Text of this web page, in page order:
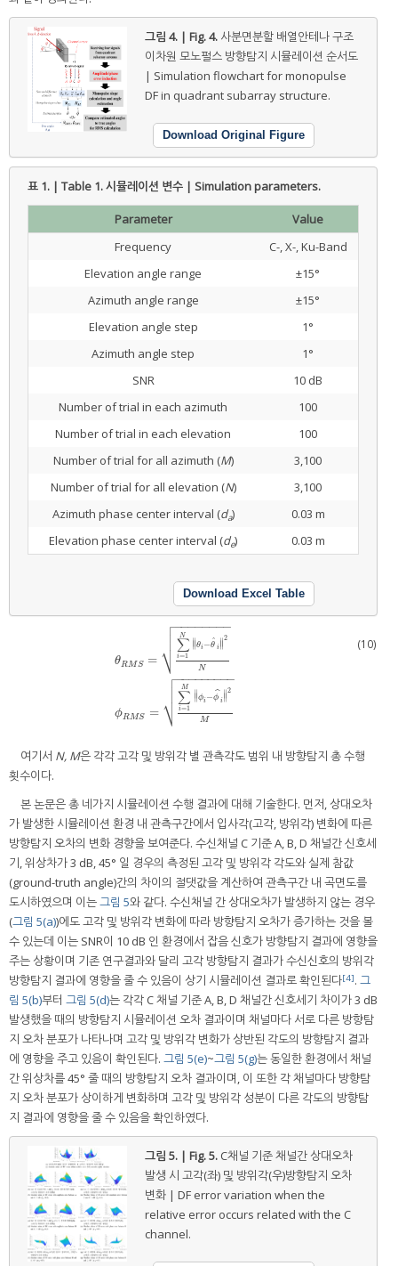
그림 4. | Fig. 4. 사분면분할 배열안테나 구조
이차원 모노펄스 방향탐지 시뮬레이션 순서도
| Simulation flowchart for monopulse
DF in quadrant subarray structure.
Download Original Figure
표 1. | Table 1.시뮬레이션 변수 | Simulation parameters.
Parameter
Value
Frequency
C-, X-, Ku-Band
Elevation angle range
±15°
Azimuth angle range
±15°
Elevation angle step
1°
Azimuth angle step
1°
SNR
10 dB
Number of trial in each azimuth
100
Number of trial in each elevation
100
Number of trial for all azimuth (M)
3,100
Number of trial for all elevation (N)
3,100
Azimuth phase center interval (da)
0.03 m
Elevation phase center interval (de) 0.03 m
Download Excel Table
θRM S =
∑
i=1
N
∥
∥ θi −θˆ
i
∥
∥
2
N
− −
−−−−−−

⎷


ϕRMS =
∑
i=1
M
∥∥ϕi−ϕˆ
i
∥
∥
2
M
− −
−−−−−−−

⎷


Nθi−θ^i2NϕR
(10)
여기서 N, M은 각각 고각 및 방위각 별 관측각도 범위 내 방향탐지 총 수행
횟수이다.
본 논문은 총 네가지 시뮬레이션 수행 결과에 대해 기술한다. 먼저, 상대오차
가 발생한 시뮬레이션 환경 내 관측구간에서 입사각(고각, 방위각) 변화에 따른
방향탐지 오차의 변화 경향을 보여준다. 수신채널 C 기준 A, B, D 채널간 신호세
기, 위상차가 3 dB, 45° 일 경우의 측정된 고각 및 방위각 각도와 실제 참값
(ground-truth angle)간의 차이의 절댓값을 계산하여 관측구간 내 곡면도를
도시하였으며 이는그림 5와 같다. 수신채널 간 상대오차가 발생하지 않는 경우
(그림 5(a))에도 고각 및 방위각 변화에 따라 방향탐지 오차가 증가하는 것을 볼
수 있는데 이는 SNR이 10 dB 인 환경에서 잡음 신호가 방향탐지 결과에 영향을
주는 상황이며 기존 연구결과와 달리 고각 방향탐지 결과가 수신신호의 방위각
방향탐지 결과에 영향을 줄 수 있음이 상기 시뮬레이션 결과로 확인된다[4]. 그
림 5(b)부터 그림 5(d)는 각각 C 채널 기준 A, B, D 채널간 신호세기 차이가 3 dB
발생했을 때의 방향탐지 시뮬레이션 오차 결과이며 채널마다 서로 다른 방향탐
지 오차 분포가 나타나며 고각 및 방위각 변화가 상반된 각도의 방향탐지 결과
에 영향을 주고 있음이 확인된다. 그림 5(e)~그림 5(g)는 동일한 환경에서 채널
간 위상차를 45° 줄 때의 방향탐지 오차 결과이며, 이 또한 각 채널마다 방향탐
지 오차 분포가 상이하게 변화하며 고각 및 방위각 성분이 다른 각도의 방향탐
지 결과에 영향을 줄 수 있음을 확인하였다.
그림 5. | Fig. 5. C채널 기준 채널간 상대오차
발생 시 고각(좌) 및 방위각(우)방향탐지 오차
변화 | DF error variation when the
relative error occurs related with the C
channel.